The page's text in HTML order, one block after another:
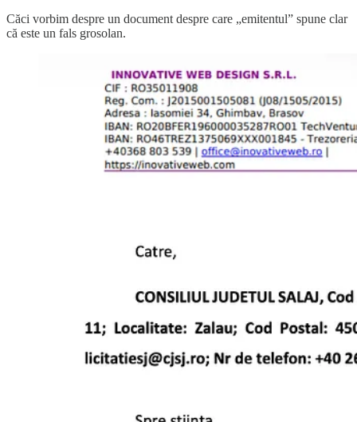
Căci vorbim despre un document despre care „emitentul” spune clar
că este un fals grosolan.